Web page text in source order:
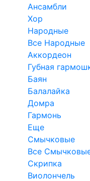
Ансамбли
Хор
Народные
Все Народные
Аккордеон
Губная
Баян
Балалайка
Домра
Гармонь
Еще
Смычковые
Все
Скрипка
Виолончель